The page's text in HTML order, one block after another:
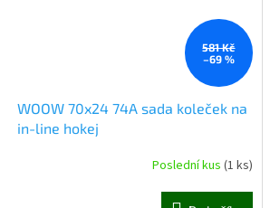
581 Kč
–69 %
WOOW 70x24 74A sada koleček na
in-line hokej
Poslední kus (1 ks)